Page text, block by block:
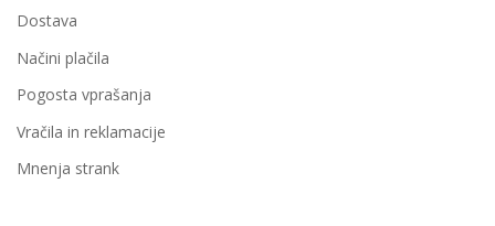
Dostava
Načini plačila
Pogosta vprašanja
Vračila in reklamacije
Mnenja strank